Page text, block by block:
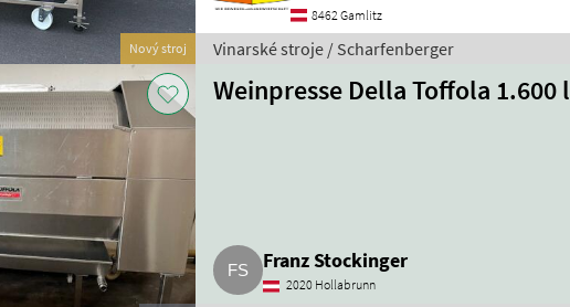
Nový stroj
8462 Gamlitz
Vinarské stroje / Scharfenberger
Weinpresse Della Toffola 1.600 l
Franz Stockinger
2020 Hollabrunn